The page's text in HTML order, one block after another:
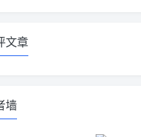
文章
墙